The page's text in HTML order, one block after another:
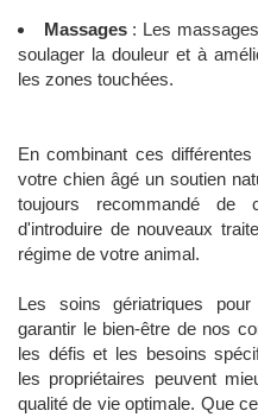
Massages: Les
soulager la douleur et à
les zones touchées.
En combinant ces
votre chien âgé un soutien
toujours recommandé de
d'introduire de nouveaux
régime de votre animal.
Les soins gériatriques
garantir le bien-être de nos
les défis et les besoins
les propriétaires peuvent
qualité de vie optimale. Que